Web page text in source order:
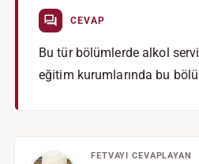
CEVAP
Bu tür bölümlerde alkol
eğitim kurumlarında bu
FETVAYI CEVAPLAYAN